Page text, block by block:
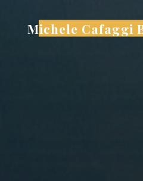
Michele Cafaggi